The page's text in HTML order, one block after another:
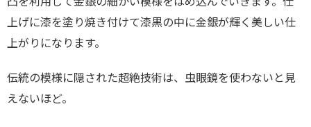
上げに漆を塗り焼き付けて漆黒の中に金銀が輝く美しい仕
上がりになります。
伝統の模様に隠された超絶技術は、虫眼鏡を使わないと見
えないほど。